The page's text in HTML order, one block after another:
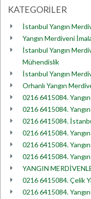
KATEGORİLER
İstanbul Yangın
Yangın Merdiveni
İstanbul Yangın
Mühendislik
İstanbul Yangın
Orhanlı Yangın
0216 6415084.
0216 6415084.
0216 6415084.
0216 6415084.
0216 6415084.
0216 6415084.
YANGIN
0216 6415084. Çelik
0216 6415084.